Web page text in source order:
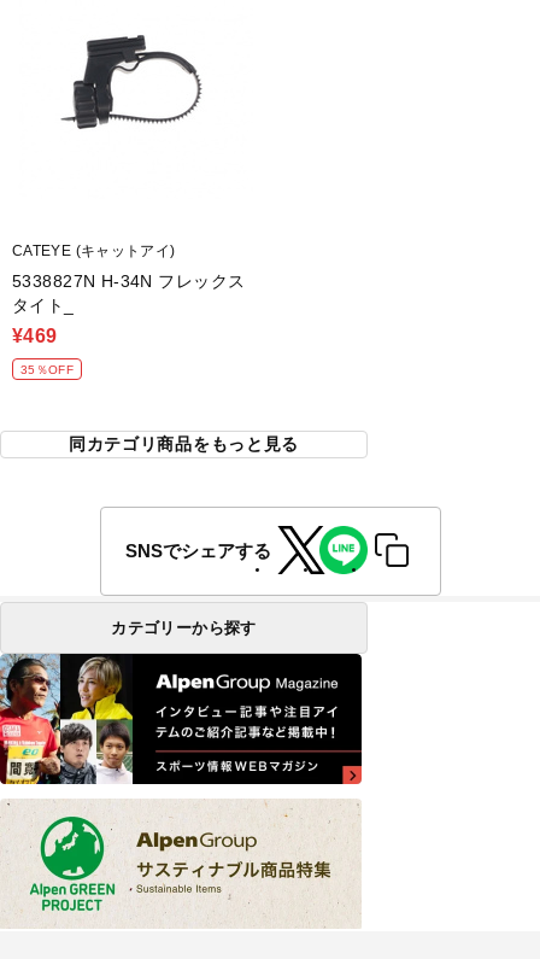
CATEYE (キャットアイ)
5338827N H-34N フレックス
タイト_
¥469
35％OFF
同カテゴリ商品をもっと見る
SNSでシェアする
カテゴリーから探す